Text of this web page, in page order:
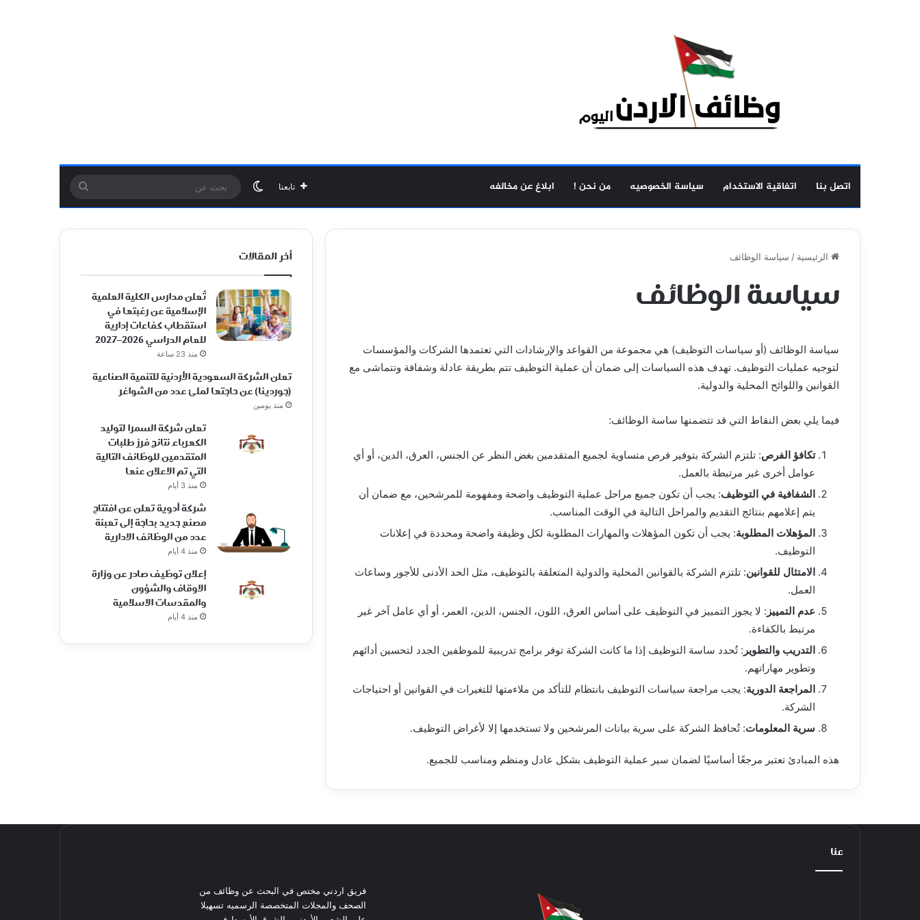
اتصل بنا اتفاقية الاستخدام سياسة الخصوصيه من نحن ! ابلاغ عن مخالفه تابعنا الوضع المظلم
بحث
عن
الرئيسية / سياسة الوظائف
سياسة الوظائف
سياسة الوظائف (أو سياسات التوظيف) هي مجموعة من القواعد والإرشادات التي تعتمدها الشركات والمؤسسات
لتوجيه عمليات التوظيف. تهدف هذه السياسات إلى ضمان أن عملية التوظيف تتم بطريقة عادلة وشفافة وتتماشى مع
القوانين واللوائح المحلية والدولية.
فيما يلي بعض النقاط التي قد تتضمنها ساسة الوظائف:
تكافؤ الفرص: تلتزم الشركة بتوفير فرص متساوية لجميع المتقدمين بغض النظر عن الجنس، العرق، الدين، أو أي
عوامل أخرى غير مرتبطة بالعمل.
الشفافية في التوظيف: يجب أن تكون جميع مراحل عملية التوظيف واضحة ومفهومة للمرشحين، مع ضمان أن
يتم إعلامهم بنتائج التقديم والمراحل التالية في الوقت المناسب.
المؤهلات المطلوبة: يجب أن تكون المؤهلات والمهارات المطلوبة لكل وظيفة واضحة ومحددة في إعلانات
التوظيف.
الامتثال للقوانين: تلتزم الشركة بالقوانين المحلية والدولية المتعلقة بالتوظيف، مثل الحد الأدنى للأجور وساعات
العمل.
عدم التمييز : لا يجوز التمييز في التوظيف على أساس العرق، اللون، الجنس، الدين، العمر، أو أي عامل آخر غير
مرتبط بالكفاءة.
التدريب والتطوير : تُحدد ساسة التوظيف إذا ما كانت الشركة توفر برامج تدريبية للموظفين الجدد لتحسين أدائهم
وتطوير مهاراتهم.
المراجعة الدورية: يجب مراجعة سياسات التوظيف بانتظام للتأكد من ملاءمتها للتغيرات في القوانين أو احتياجات
الشركة.
سرية المعلومات: تُحافظ الشركة على سرية بيانات المرشحين ولا تستخدمها إلا لأغراض التوظيف.
هذه المبادئ تعتبر مرجعًا أساسيًا لضمان سير عملية التوظيف بشكل عادل ومنظم ومناسب للجميع.
أخر المقالات
تُعلن مدارس الكلية العلمية
الإسلامية عن رغبتها في
استقطاب كفاءات إدارية
للعام الدراسي 2026–2027
منذ 23 ساعة
تعلن الشركة السعودية الأردنية للتنمية الصناعية
(جوردينا) عن حاجتها لملئ عدد من الشواغر
منذ يومين
تعلن شركة السمرا لتوليد
الكهرباء نتائج فرز طلبات
المتقدمين للوظائف التالية
التي تم الاعلان عنها
منذ 3 أيام
شركة أدوية تعلن عن افتتاح
مصنع جديد بحاجة إلى تعبئة
عدد من الوظائف الادارية
منذ 4 أيام
إعلان توظيف صادر عن وزارة
الاوقاف والشؤون
والمقدسات الاسلامية
منذ 4 أيام
عنا
فريق اردني مختص في البحث عن وظائف من
الصحف والمجلات المتخصصة الرسميه تسهيلا